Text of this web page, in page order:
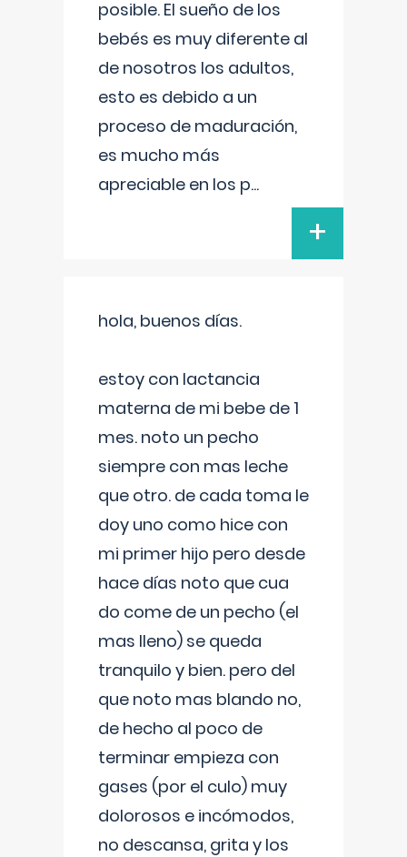
posible. El sueño de los
bebés es muy diferente al
de nosotros los adultos,
esto es debido a un
proceso de maduración,
es mucho más
apreciable en los p...
+
hola, buenos días.
estoy con lactancia
materna de mi bebe de 1
mes. noto un pecho
siempre con mas leche
que otro. de cada toma le
doy uno como hice con
mi primer hijo pero desde
hace días noto que cua
do come de un pecho (el
mas lleno) se queda
tranquilo y bien. pero del
que noto mas blando no,
de hecho al poco de
terminar empieza con
gases (por el culo) muy
dolorosos e incómodos,
no descansa, grita y los